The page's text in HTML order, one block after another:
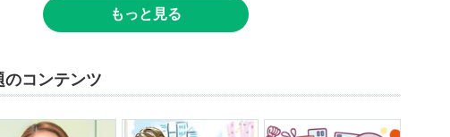
もっと見る
のコンテンツ